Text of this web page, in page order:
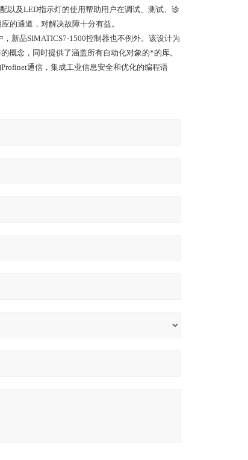
以及LED指示灯的使用帮助用户在调试、测试、诊
的通道，对解决故障十分有益。
新品SIMATICS7-1500控制器也不例外。该设计为
概念，同时提供了涵盖所有自动化对象的*的库。
通信，集成工业信息安全和优化的编程语